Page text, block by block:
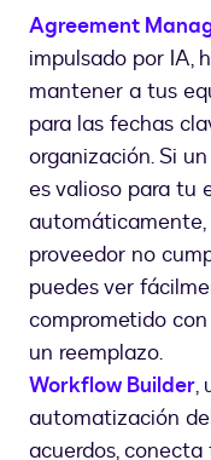
Agreement
impulsado por IA,
mantener a tus
para las fechas
organización. Si
es valioso para tu
automáticamente,
proveedor no
puedes ver
comprometido
un reemplazo.
Workflow Builder,
automatización
acuerdos,